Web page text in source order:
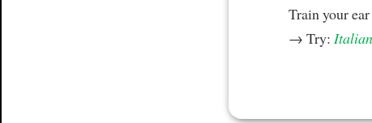
Train your
→ Try: